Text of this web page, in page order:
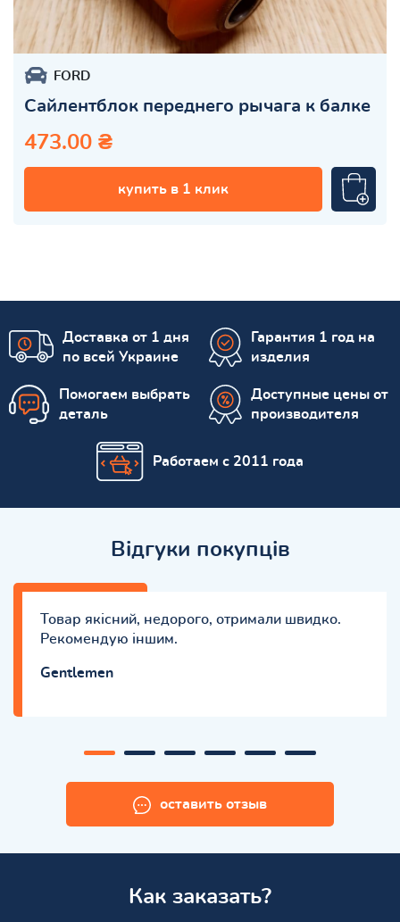
FORD
Сайлентблок переднего рычага к балке
473.00 ₴
купить в 1 клик
Доставка от 1 дня
по всей Украине
Гарантия 1 год на
изделия
Помогаем выбрать
деталь
Доступные цены от
производителя
Работаем с 2011 года
Відгуки покупців
Товар якісний, недорого, отримали швидко.
Рекомендую іншим.
Gentlemen
оставить отзыв
Как заказать?